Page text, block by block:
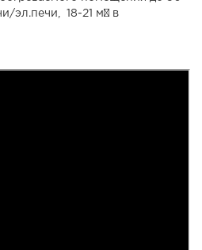
эл.печи, 18-21 м³ в